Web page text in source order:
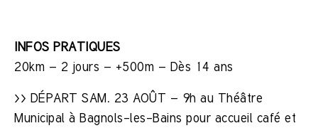
INFOS PRATIQUES
20km – 2 jours – +500m – Dès 14 ans
>> DÉPART SAM. 23 AOÛT – 9h au Théâtre
Municipal à Bagnols-les-Bains pour accueil café et